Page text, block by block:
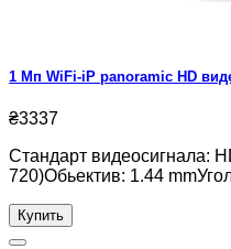
1 Мп WiFi-iP panoramic HD
₴3337
Стандарт видеосигнала:
720)Обьектив: 1.44
Купить